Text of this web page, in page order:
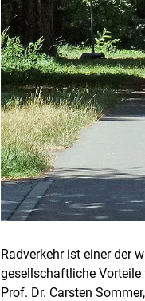
Radverkehr ist einer der
gesellschaftliche
Prof. Dr. Carsten